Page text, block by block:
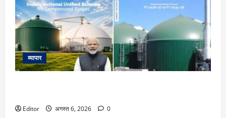
व्यापार
Editor अगस्त 6, 2026 0